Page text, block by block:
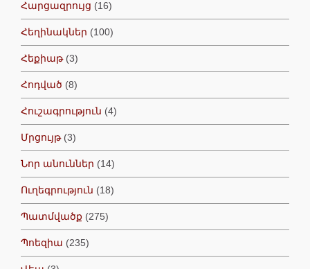
Հարցազրույց (16)
Հեղինակներ (100)
Հեքիաթ(3)
Հոդված (8)
Հուշագրություն (4)
Մրցույթ(3)
Նոր անուններ (14)
Ուղեգրություն (18)
Պատմվածք (275)
Պոեզիա (235)